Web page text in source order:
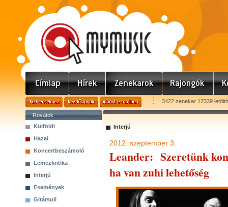
3422 zenekar 12339
Rovatok
Külföldi
Hazai
Koncertbeszámoló
Lemezkritika
Interjú
Események
Gitársuli
Interjú
2012. szeptember 3.
Leander: Szeretünk
ha van zuhi lehetőség